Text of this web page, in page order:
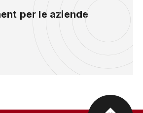
Job placement per le aziende